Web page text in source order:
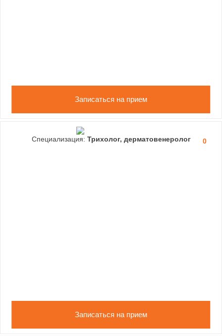
Записаться на прием
0
Специализация: Трихолог, дерматовенеролог
Записаться на прием